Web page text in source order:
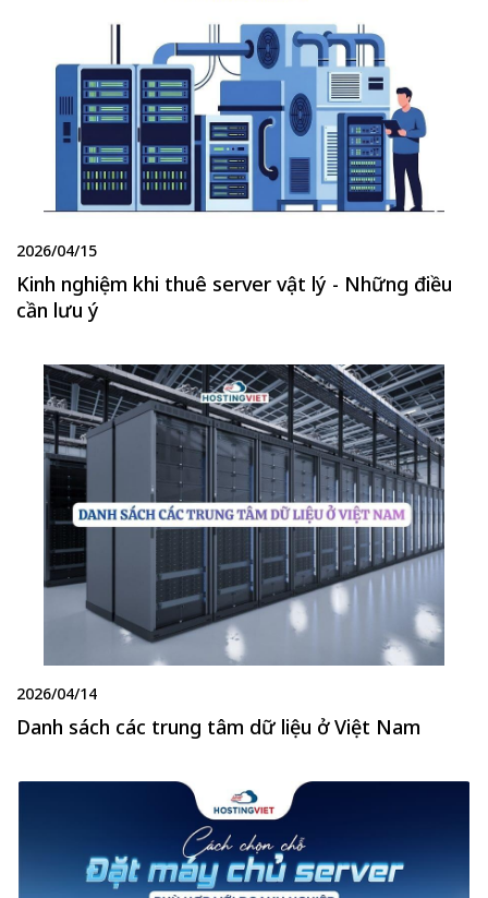
2026/04/15
Kinh nghiệm khi thuê server vật lý - Những điều
cần lưu ý
2026/04/14
Danh sách các trung tâm dữ liệu ở Việt Nam